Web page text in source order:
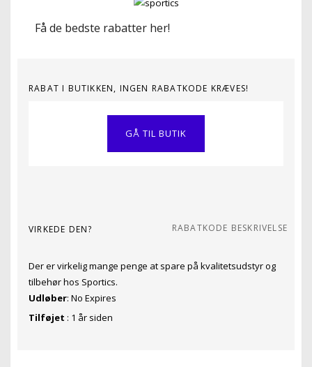
Få de bedste rabatter her!
RABAT I BUTIKKEN, INGEN RABATKODE KRÆVES!
GÅ TIL BUTIK
VIRKEDE DEN? RABATKODE BESKRIVELSE
Der er virkelig mange penge at spare på kvalitetsudstyr og
tilbehør hos Sportics.
Udløber: No Expires
Tilføjet : 1 år siden